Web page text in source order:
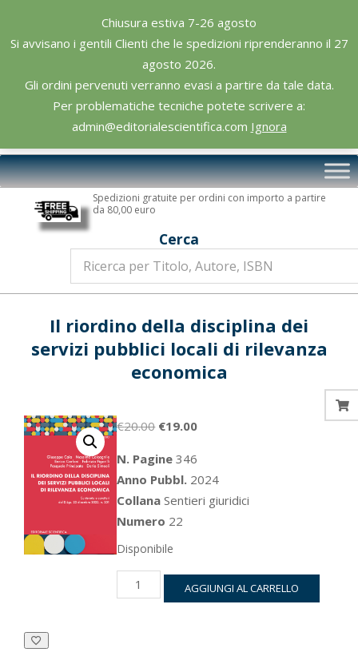
Chiusura estiva 7-26 agosto
Si avvisano i gentili Clienti che le spedizioni riprenderanno il 27
agosto 2026.
Gli ordini pervenuti verranno evasi a partire da tale data.
Per problematiche tecniche potete scrivere a:
admin@editorialescientifica.com Ignora
content
Editoriale
Scientifica
Primary
Navigation
Spedizioni gratuite per ordini con importo a partire
da 80,00 euro
Cerca
Il riordino della disciplina dei
servizi pubblici locali di rilevanza
economica
€20.00 Il
originale
era:
€20.00.
€19.00Il
è:
€19.00.
N. Pagine 346
Anno Pubbl. 2024
Collana Sentieri giuridici
Numero 22
Disponibile
riordino
AGGIUNGI AL CARRELLO